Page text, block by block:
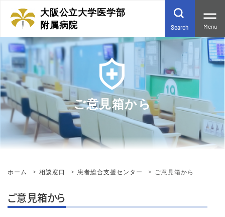
大阪公立大学医学部
附属病院
Search Menu
ご意見箱から
ホーム 相談窓口 患者総合支援センター ご意見箱から
ご意見箱から